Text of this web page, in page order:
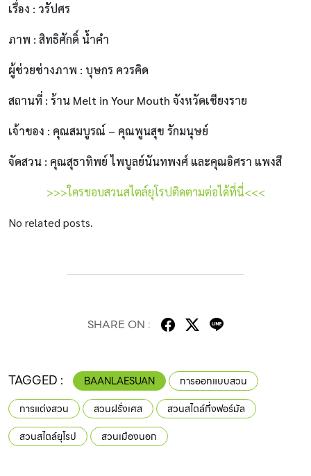
เรื่อง : วรัปศร
ภาพ : สิทธิศักดิ์ น้ำคำ
ผู้ช่วยช่างภาพ : บุษกร ควรคิด
สถานที่ : ร้าน Melt in Your Mouth จังหวัดเชียงราย
เจ้าของ : คุณสมบูรณ์ – คุณพูนสุข รักมนุษย์
จัดสวน : คุณสุธาทิพย์ ไพบูลย์นันทพงศ์ และคุณอิศรา แพงสี
>>>ใครชอบสวนสไตล์ยุโรปติดตามต่อได้ที่นี่<<<
No related posts.
SHARE ON :
TAGGED : BAANLAESUAN
การออกแบบสวน
การแต่งสวน
สวนฝรั่งเศส
สวนสไตล์กึ่งฟอร์มัล
สวนสไตล์ยุโรป
สวนเมืองนอก